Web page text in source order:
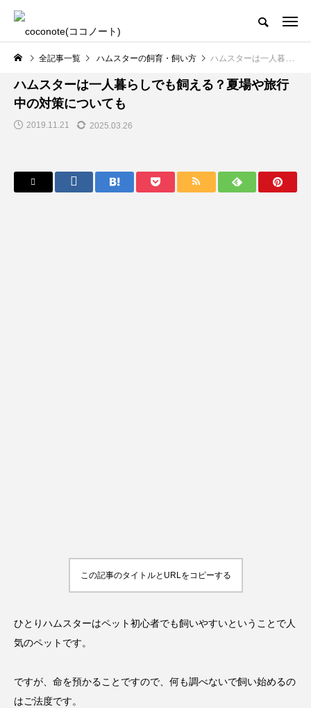
全記事一覧 ハムスターの飼育・飼い方 ハムスターは一人暮らしでも飼える？夏場や旅行中の対策についても
ハムスターの飼育・飼い方
ハムスターは一人暮らしでも飼える？夏場や旅行
中の対策についても
2019.11.21 2025.03.26
この記事のタイトルとURLをコピーする
ひとりハムスターはペット初心者でも飼いやすいということで人
気のペットです。
ですが、命を預かることですので、何も調べないで飼い始めるの
はご法度です。